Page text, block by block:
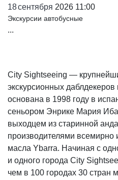
18сентября 2026 11:00
Экскурсии автобусные
...
City Sightseeing —
экскурсионных
основана в 1998 году в
сеньором Энрике Мария
выходцем из старинной
производителями всемирно
масла Ybarra. Начиная с
и одного города City
чем в 100 городах 30 стран